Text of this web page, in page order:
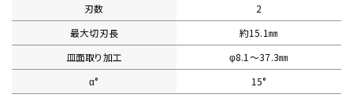
生産終了品
刃数
2
最大切刃長
約15.1㎜
皿面取り加工
φ8.1〜37.3㎜
α°
15°